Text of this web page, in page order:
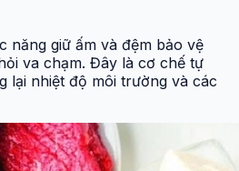
năng giữ ấm và đệm bảo vệ
va chạm. Đây là cơ chế tự
lại nhiệt độ môi trường và các